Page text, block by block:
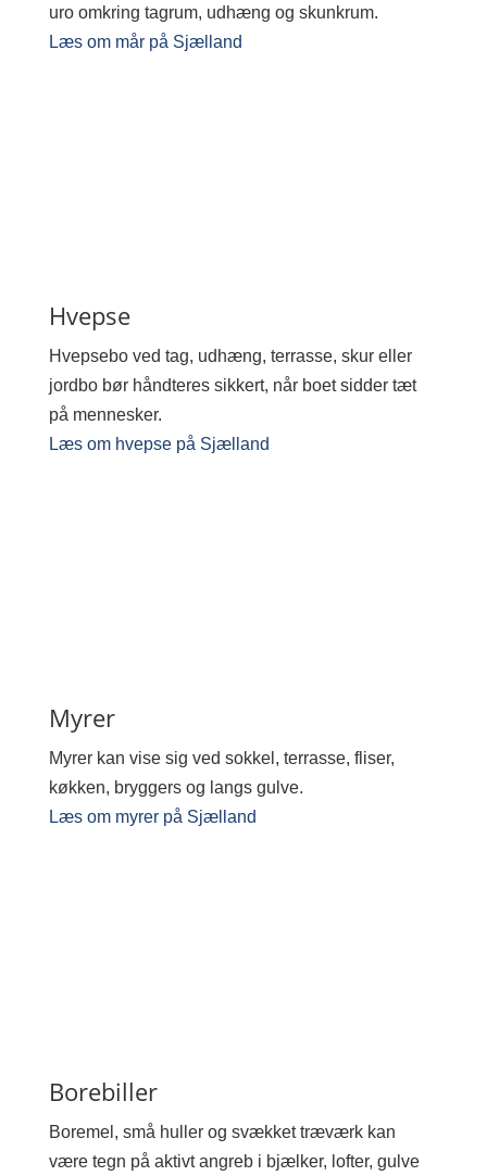
uro omkring tagrum, udhæng og skunkrum.
Læs om mår på Sjælland
Hvepse
Hvepsebo ved tag, udhæng, terrasse, skur eller
jordbo bør håndteres sikkert, når boet sidder tæt
på mennesker.
Læs om hvepse på Sjælland
Myrer
Myrer kan vise sig ved sokkel, terrasse, fliser,
køkken, bryggers og langs gulve.
Læs om myrer på Sjælland
Borebiller
Boremel, små huller og svækket træværk kan
være tegn på aktivt angreb i bjælker, lofter, gulve